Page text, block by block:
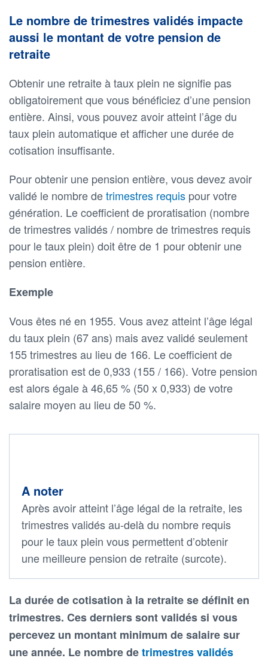
Le nombre de trimestres validés impacte
aussi le montant de votre pension de
retraite
Obtenir une retraite à taux plein ne signifie pas
obligatoirement que vous bénéficiez d’une pension
entière. Ainsi, vous pouvez avoir atteint l’âge du
taux plein automatique et afficher une durée de
cotisation insuffisante.
Pour obtenir une pension entière, vous devez avoir
validé le nombre detrimestres requis pour votre
génération. Le coefficient de proratisation (nombre
de trimestres validés / nombre de trimestres requis
pour le taux plein) doit être de 1 pour obtenir une
pension entière.
Exemple
Vous êtes né en 1955. Vous avez atteint l’âge légal
du taux plein (67 ans) mais avez validé seulement
155 trimestres au lieu de 166. Le coefficient de
proratisation est de 0,933 (155 / 166). Votre pension
est alors égale à 46,65 % (50 x 0,933) de votre
salaire moyen au lieu de 50 %.
A noter
Après avoir atteint l’âge légal de la retraite, les
trimestres validés au-delà du nombre requis
pour le taux plein vous permettent d’obtenir
une meilleure pension de retraite (surcote).
La durée de cotisation à la retraite se définit en
trimestres. Ces derniers sont validés si vous
percevez un montant minimum de salaire sur
une année. Le nombre detrimestres validés